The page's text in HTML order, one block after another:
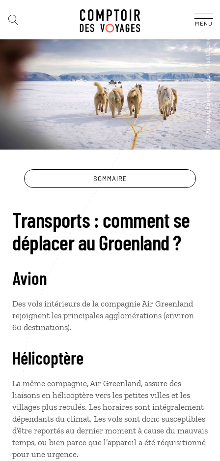
MENU
SOMMAIRE
Transports : comment se
déplacer au Groenland ?
Avion
Des vols intérieurs de la compagnie Air Greenland
rejoignent les principales agglomérations (environ
60 destinations).
Hélicoptère
La même compagnie, Air Greenland, assure des
liaisons en hélicoptère vers les petites villes et les
villages plus reculés. Les horaires sont intégralement
dépendants du climat. Les vols sont donc susceptibles
d’être reportés au dernier moment à cause du mauvais
temps, ou bien parce que l’appareil a été réquisitionné
pour une urgence.